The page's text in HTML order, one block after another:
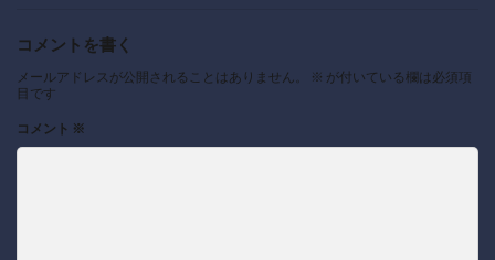
コメントを書く
メールアドレスが公開されることはありません。 ※ が付いている欄は必須項
目です
コメント ※